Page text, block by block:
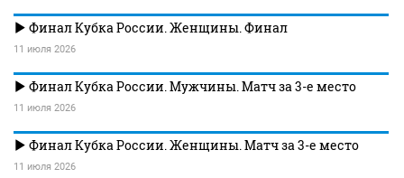
Финал Кубка России. Женщины. Финал
11 июля 2026
Финал Кубка России. Мужчины. Матч за 3-е место
11 июля 2026
Финал Кубка России. Женщины. Матч за 3-е место
11 июля 2026